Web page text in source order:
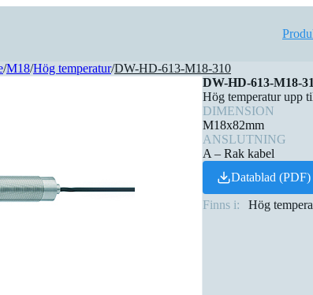
/M18/Hög temperatur/DW-HD-613-M18-310
DW-HD-613-M18-
Hög temperatur upp
DIMENSION
M18x82mm
ANSLUTNING
A – Rak kabel
Datablad (PDF)
Finns i: Hög